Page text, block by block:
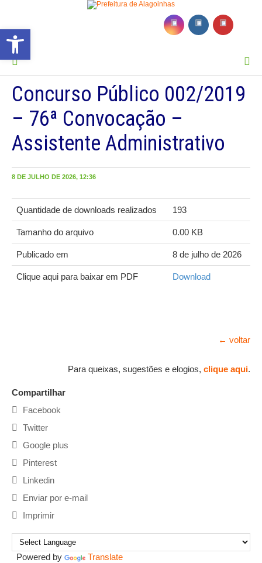
MENU
Concurso Público 002/2019
– 76ª Convocação –
Assistente Administrativo
8 DE JULHO DE 2026, 12:36
Quantidade de downloads realizados 193
Tamanho do arquivo 0.00 KB
Publicado em 8 de julho de 2026
Clique aqui para baixar em PDF Download
← voltar
Para queixas, sugestões e elogios, clique aqui.
Compartilhar
Facebook
Twitter
Google plus
Pinterest
Linkedin
Enviar por e-mail
Imprimir
Powered by Translate
Barra de Ferramentas Aberta